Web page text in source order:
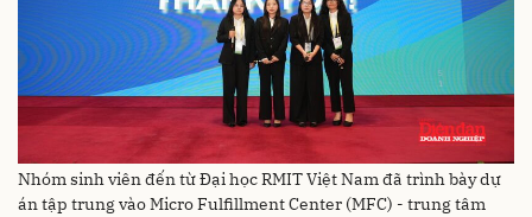
Nhóm sinh viên đến từ Đại học RMIT Việt Nam đã trình bày dự
án tập trung vào Micro Fulfillment Center (MFC) - trung tâm